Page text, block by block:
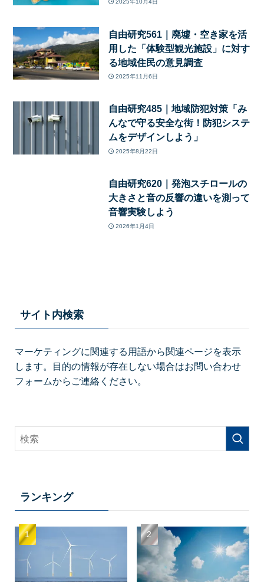
2025年10月4日
自由研究561｜廃墟・空き家を活
用した「体験型観光施設」に対す
る地域住民の意見調査
2025年11月6日
自由研究485｜地域防犯対策「み
んなで守る安全な街！防犯システ
ムをデザインしよう」
2025年8月22日
自由研究620｜発泡スチロールの
大きさと音の反響の違いを測って
音響実験しよう
2026年1月4日
サイト内検索
マーケティングに関連する用語から関連ページを表示
します。目的の情報が存在しない場合はお問い合わせ
フォームからご連絡ください。
ランキング